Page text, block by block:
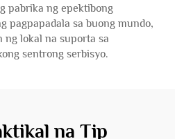
pabrika ng epektibong
pagpapadala sa buong mundo,
lokal na suporta sa
sentrong serbisyo.
na Tip